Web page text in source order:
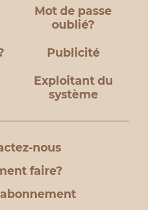
Mot de passe
oublié?
Publicité
Exploitant du
système
nous
faire?